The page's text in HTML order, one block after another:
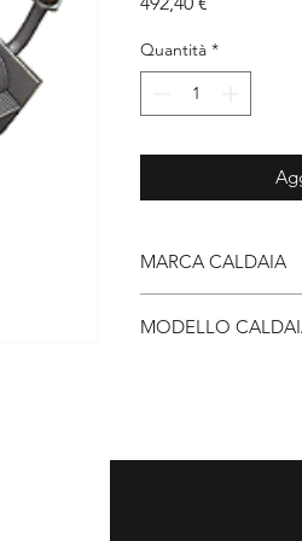
Quantità *
MARCA CALDAIA
MODELLO